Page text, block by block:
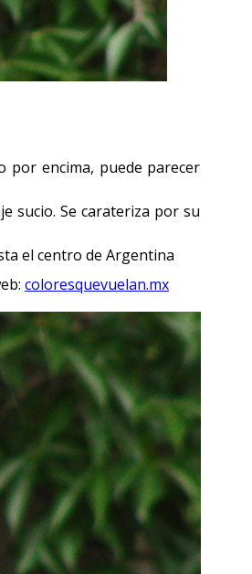
por encima, puede parecer
sucio. Se carateriza por su
el centro de Argentina
coloresquevuelan.mx